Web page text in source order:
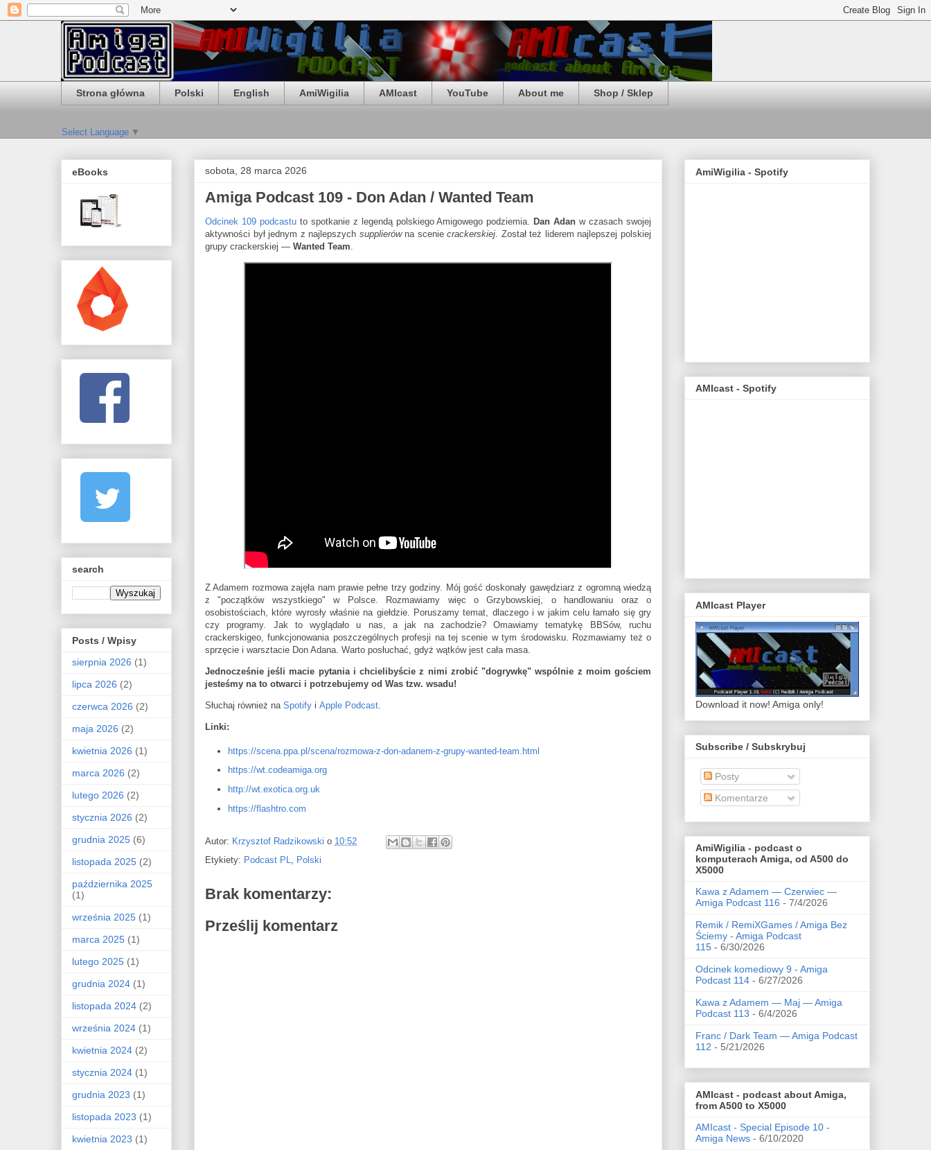
Strona główna Polski English AmiWigilia AMIcast YouTube About me Shop / Sklep
Select Language ▼
sobota, 28 marca 2026
Amiga Podcast 109 - Don Adan / Wanted Team
Odcinek 109 podcastuto spotkanie z legendą polskiego Amigowego podziemia. Dan Adan w czasach swojej
aktywności był jednym z najlepszych supplierówna sceniecrackerskiej. Został też liderem najlepszej polskiej
grupy crackerskiej — Wanted Team.
Z Adamem rozmowa zajęła nam prawie pełne trzy godziny. Mój gość doskonały gawędziarz z ogromną wiedzą
z "początków wszystkiego" w Polsce. Rozmawiamy więc o Grzybowskiej, o handlowaniu oraz o
osobistościach, które wyrosły właśnie na giełdzie. Poruszamy temat, dlaczego i w jakim celu łamało się gry
czy programy. Jak to wyglądało u nas, a jak na zachodzie? Omawiamy tematykę BBSów, ruchu
crackerskigeo, funkcjonowania poszczególnych profesji na tej scenie w tym środowisku. Rozmawiamy też o
sprzęcie i warsztacie Don Adana. Warto posłuchać, gdyż wątków jest cała masa.
Jednocześnie jeśli macie pytania i chcielibyście z nimi zrobić "dogrywkę" wspólnie z moim gościem
jesteśmy na to otwarci i potrzebujemy od Was tzw. wsadu!
Słuchaj również na Spotify i Apple Podcast.
Linki:
https://scena.ppa.pl/scena/rozmowa-z-don-adanem-z-grupy-wanted-team.html
https://wt.codeamiga.org
http://wt.exotica.org.uk
https://flashtro.com
Autor: Krzysztof Radzikowski o 10:52
Etykiety: Podcast PL, Polski
Brak komentarzy:
Prześlij komentarz
eBooks
search
Posts / Wpisy
sierpnia 2026 (1)
lipca 2026 (2)
czerwca 2026 (2)
maja 2026 (2)
kwietnia 2026 (1)
marca 2026 (2)
lutego 2026 (2)
stycznia 2026 (2)
grudnia 2025 (6)
listopada 2025 (2)
października 2025
(1)
września 2025 (1)
marca 2025 (1)
lutego 2025 (1)
grudnia 2024 (1)
listopada 2024 (2)
września 2024 (1)
kwietnia 2024 (2)
stycznia 2024 (1)
grudnia 2023 (1)
listopada 2023 (1)
kwietnia 2023 (1)
AmiWigilia - Spotify
AMIcast - Spotify
AMIcast Player
Download it now! Amiga only!
Subscribe / Subskrybuj
Posty
Komentarze
AmiWigilia - podcast o
komputerach Amiga, od A500 do
X5000
Kawa z Adamem — Czerwiec —
Amiga Podcast 116 - 7/4/2026
Remik / RemiXGames / Amiga Bez
Ściemy - Amiga Podcast
115 - 6/30/2026
Odcinek komediowy 9 - Amiga
Podcast 114 - 6/27/2026
Kawa z Adamem — Maj — Amiga
Podcast 113 - 6/4/2026
Franc / Dark Team — Amiga Podcast
112 - 5/21/2026
AMIcast - podcast about Amiga,
from A500 to X5000
AMIcast - Special Episode 10 -
Amiga News - 6/10/2020